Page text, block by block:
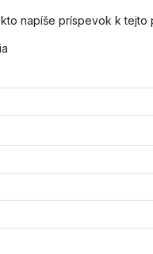
napíše príspevok k tejto